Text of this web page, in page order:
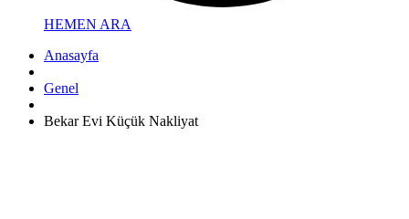
HEMEN ARA
Anasayfa
Genel
Bekar Evi Küçük Nakliyat